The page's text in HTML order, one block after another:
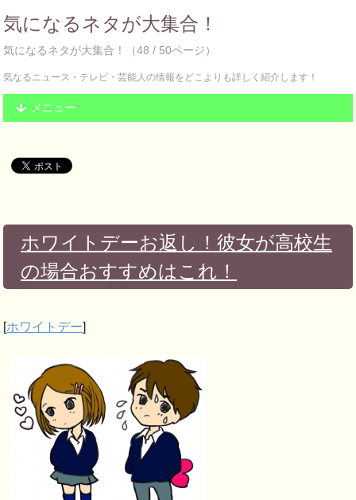
気になるネタが大集合！
気になるネタが大集合！（48 / 50ページ）
気なるニュース・テレビ・芸能人の情報をどこよりも詳しく紹介します！
メニュー
ホワイトデーお返し！彼女が高校生
の場合おすすめはこれ！
[ホワイトデー]